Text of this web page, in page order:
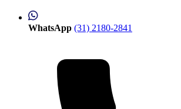
WhatsApp (31) 2180-2841